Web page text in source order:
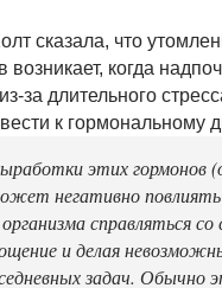
сказала, что
возникает, когда
за длительного
к гормональному
этих гормонов
негативно
справляться со
и делая
задач. Обычно